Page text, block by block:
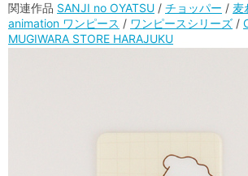
関連作品 SANJI no OYATSU / チョッパー / 麦
animation ワンピース / ワンピースシリーズ /
MUGIWARA STORE HARAJUKU